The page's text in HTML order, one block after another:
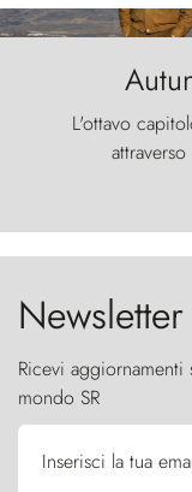
L'ottavo
primordiale,
furia
cielo
Newsletter
Ricevi
mondo SR
Inserisci la tua